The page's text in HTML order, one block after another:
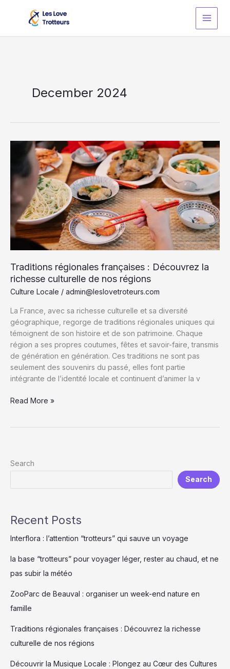
December 2024
Traditions régionales françaises : Découvrez la
richesse culturelle de nos régions
Culture Locale / admin@leslovetroteurs.com
La France, avec sa richesse culturelle et sa diversité
géographique, regorge de traditions régionales uniques qui
témoignent de son histoire et de son patrimoine. Chaque
région a ses propres coutumes, fêtes et savoir-faire, transmis
de génération en génération. Ces traditions ne sont pas
seulement des souvenirs du passé, elles font partie
intégrante de l’identité locale et continuent d’animer la v
Traditions
richesse
de
Read More »
Search
Search
Recent Posts
Interflora : l’attention “trotteurs” qui sauve un voyage
la base “trotteurs” pour voyager léger, rester au chaud, et ne
pas subir la météo
ZooParc de Beauval : organiser un week-end nature en
famille
Traditions régionales françaises : Découvrez la richesse
culturelle de nos régions
Découvrir la Musique Locale : Plongez au Cœur des Cultures